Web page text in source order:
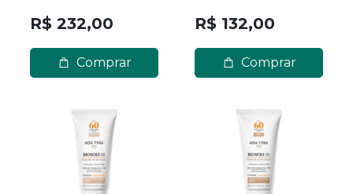
R$ 232,00
Comprar
R$ 132,00
Comprar